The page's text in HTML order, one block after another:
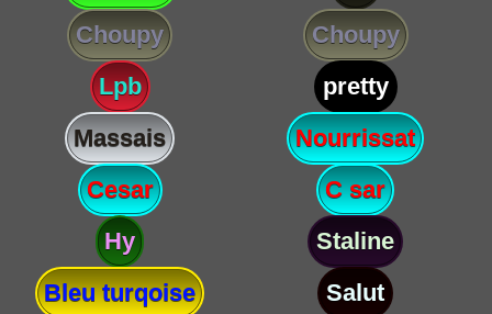
Choupy
Choupy
Lpb
pretty
Massais
Nourrissat
Cesar
C sar
Hy
Staline
Bleu turqoise
Salut